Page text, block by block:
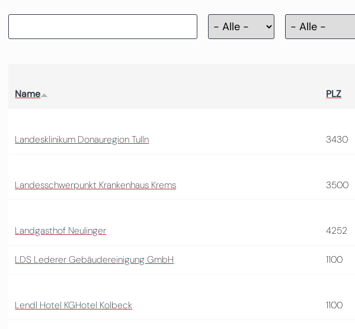
Name PLZ
Landesklinikum Donauregion Tulln 3430
Landesschwerpunkt Krankenhaus Krems 3500
Landgasthof Neulinger 4252
LDS Lederer Gebäudereinigung GmbH 1100
Lendl Hotel KGHotel Kolbeck 1100